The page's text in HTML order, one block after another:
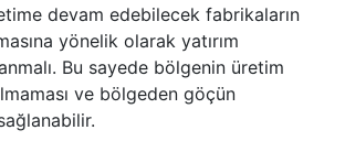
devam edebilecek fabrikaların
yönelik olarak yatırım
Bu sayede bölgenin üretim
ve bölgeden göçün